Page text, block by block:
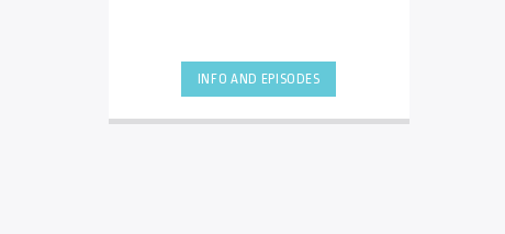
INFO AND EPISODES